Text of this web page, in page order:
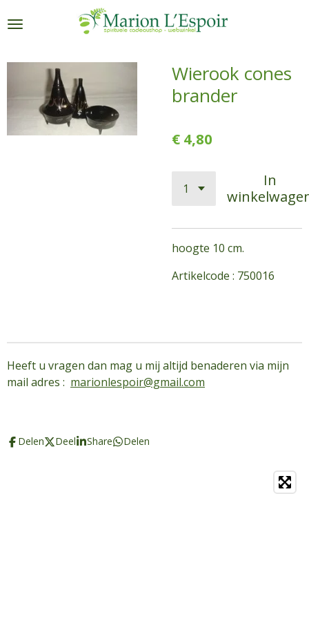
direct
de
hoofdinhoud
Wierook cones
brander
€ 4,80
In
hoogte 10 cm.
Artikelcode : 750016
Heeft u vragen dan mag u mij altijd benaderen via mijn
mail adres : marionlespoir@gmail.com
Delen Deel Share Delen